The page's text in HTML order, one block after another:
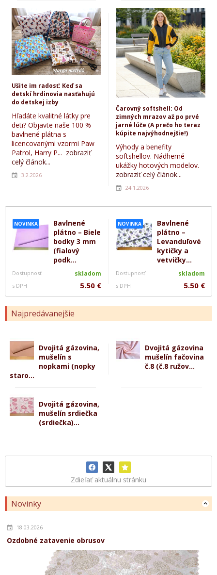
NOVINKA
Bavlnené
plátno – Biele
bodky 3 mm
(fialový
podk...
Dostupnosť skladom
s DPH 5.50 €
NOVINKA
Bavlnené
plátno –
Levanduľové
kytičky a
vetvičky...
Dostupnosť skladom
s DPH 5.50 €
Najpredávanejšie
Dvojitá gázovina,
mušelín s
nopkami (nopky
staro...
Dvojitá gázovina
mušelín fačovina
č.8 (č.8 ružov...
Dvojitá gázovina,
mušelín srdiečka
(srdiečka)...
Zdieľať aktuálnu stránku
Novinky
18.03.2026
Ozdobné zatavenie obrusov
Ušite im radosť: Keď sa
detskí hrdinovia nasťahujú
do detskej izby
Hľadáte kvalitné látky pre
deti? Objavte naše 100 %
bavlnené plátna s
licencovanými vzormi Paw
Patrol, Harry P... zobraziť
celý článok...
3.2.2026
Čarovný softshell: Od
zimných mrazov až po prvé
jarné lúče (A prečo ho teraz
kúpite najvýhodnejšie!)
Výhody a benefity
softshellov. Nádherné
ukážky hotových modelov.
zobraziť celý článok...
24.1.2026